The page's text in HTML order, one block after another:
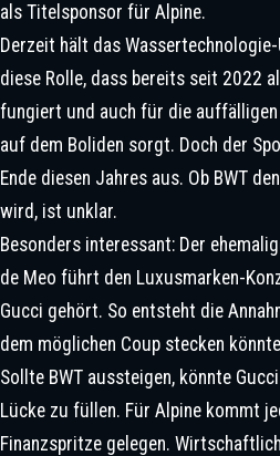
ADUO, Ben Sulayem,
Diskussionswürdige
In Der Formel 1
als Titelsponsor für Alpine.
Derzeit hält das Wassertechnologie-
diese Rolle, dass bereits seit 2022
fungiert und auch für die
auf dem Boliden sorgt. Doch der
Ende diesen Jahres aus. Ob BWT
wird, ist unklar.
Das markante Pink zeichnet den Alpine seit
Besonders interessant: Der
de Meo führt den Luxusmarken-
Gucci gehört. So entsteht die
dem möglichen Coup stecken
Sollte BWT aussteigen, könnte
Lücke zu füllen. Für Alpine kommt
Finanzspritze gelegen.